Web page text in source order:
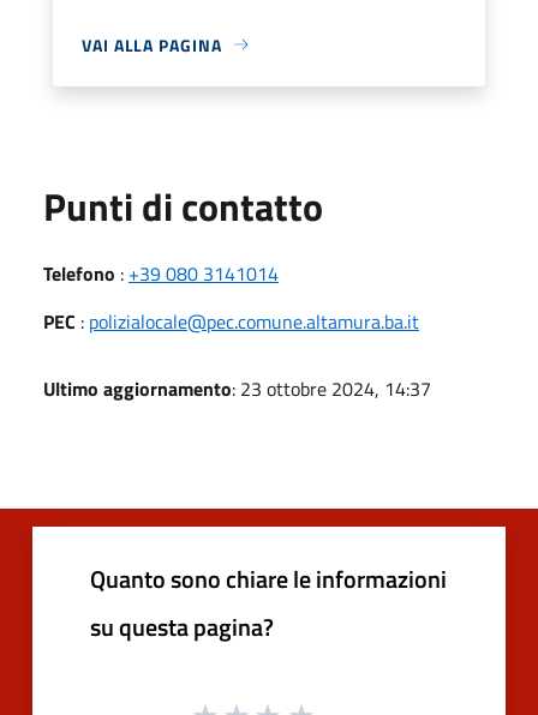
VAI ALLA PAGINA
Punti di contatto
Telefono : +39 080 3141014
PEC : polizialocale@pec.comune.altamura.ba.it
Ultimo aggiornamento: 23 ottobre 2024, 14:37
Quanto sono chiare le informazioni
su questa pagina?